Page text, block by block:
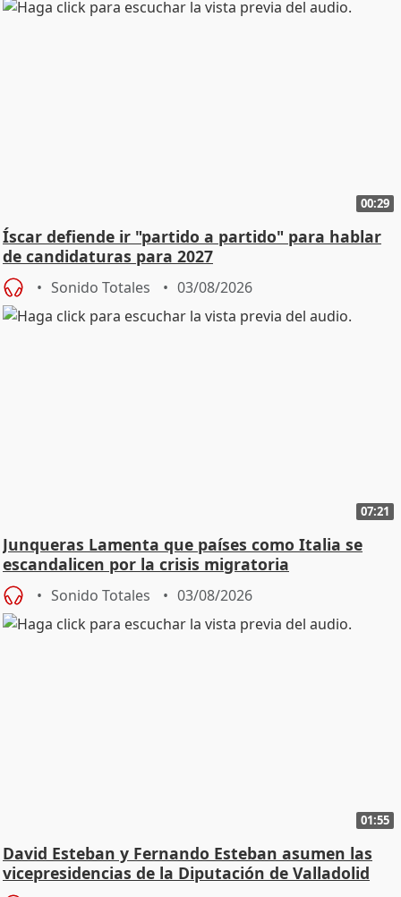
00:29
Íscar defiende ir "partido a partido" para hablar
de candidaturas para 2027
Sonido Totales 03/08/2026
07:21
Junqueras Lamenta que países como Italia se
escandalicen por la crisis migratoria
Sonido Totales 03/08/2026
01:55
David Esteban y Fernando Esteban asumen las
vicepresidencias de la Diputación de Valladolid